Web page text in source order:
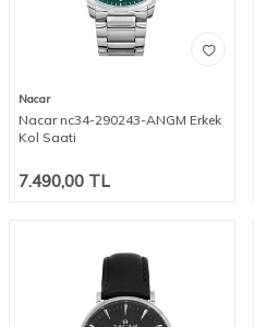
Nacar
Nacar nc34-290243-ANGM Erkek
Kol Saati
7.490,00 TL